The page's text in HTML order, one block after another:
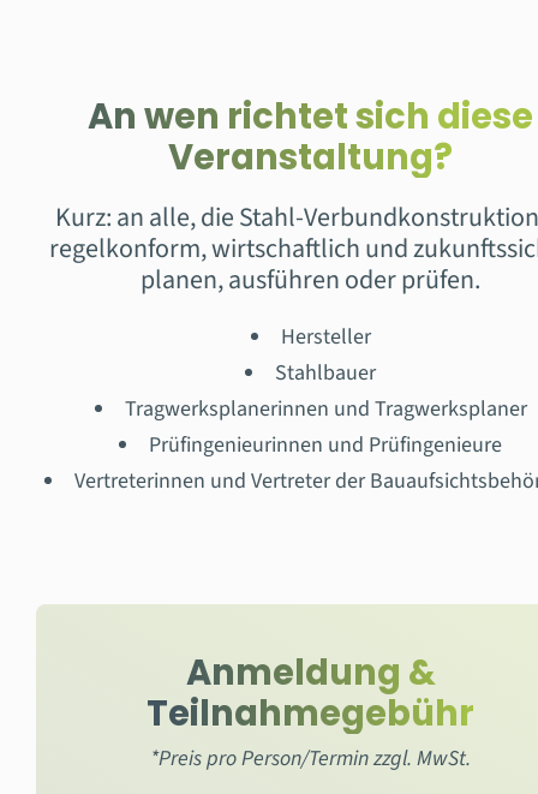
An wen richtet sich diese
Veranstaltung?
Kurz: an alle, die Stahl-
regelkonform, wirtschaftlich und
planen, ausführen oder prüfen.
Hersteller
Stahlbauer
Tragwerksplanerinnen und Tragwerksplaner
Prüfingenieurinnen und Prüfingenieure
Vertreterinnen und Vertreter der
Anmeldung &
Teilnahmegebühr
*Preis pro Person/Termin zzgl. MwSt.